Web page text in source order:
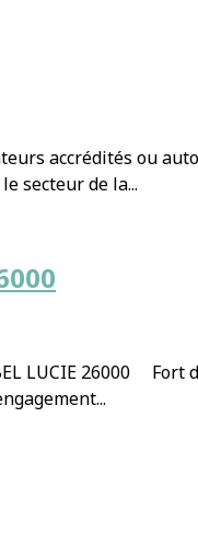
accrédités ou
secteur de la...
LUCIE 26000